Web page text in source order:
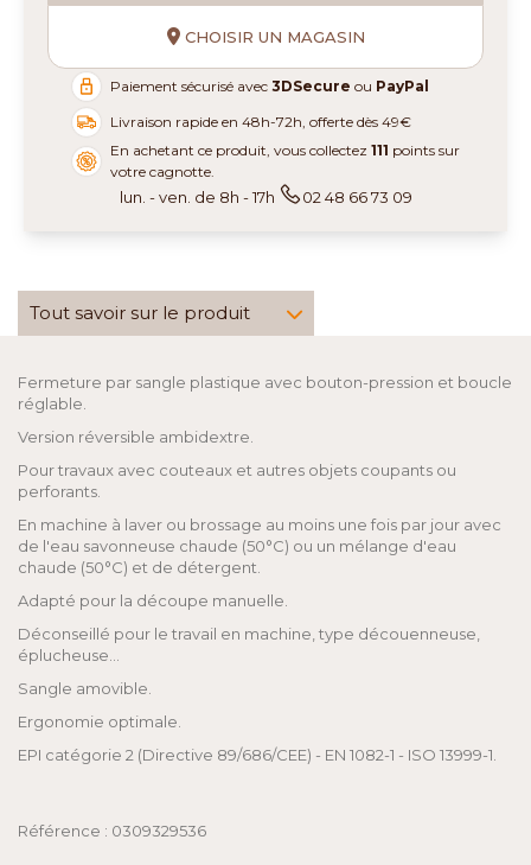
CHOISIR UN MAGASIN
Paiement sécurisé avec3DSecure ou PayPal
Livraison rapide en 48h-72h, offerte dès 49€
En achetant ce produit, vous collectez111 points sur
votre cagnotte.
lun. - ven. de 8h - 17h 02 48 66 73 09
Tout savoir sur le produit
Fermeture par sangle plastique avec bouton-pression et boucle
réglable.
Version réversible ambidextre.
Pour travaux avec couteaux et autres objets coupants ou
perforants.
En machine à laver ou brossage au moins une fois par jour avec
de l'eau savonneuse chaude (50°C) ou un mélange d'eau
chaude (50°C) et de détergent.
Adapté pour la découpe manuelle.
Déconseillé pour le travail en machine, type découenneuse,
éplucheuse...
Sangle amovible.
Ergonomie optimale.
EPI catégorie 2 (Directive 89/686/CEE) - EN 1082-1 - ISO 13999-1.
Référence : 0309329536